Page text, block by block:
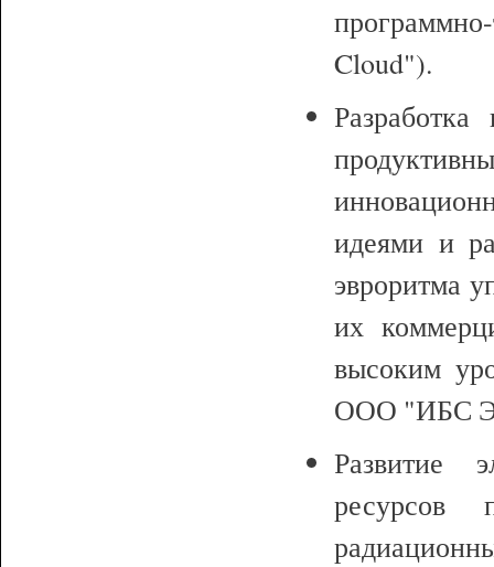
Cloud").
идеями и
эвроритма
их
высоким
ООО "ИБС
Развитие
ресурсов